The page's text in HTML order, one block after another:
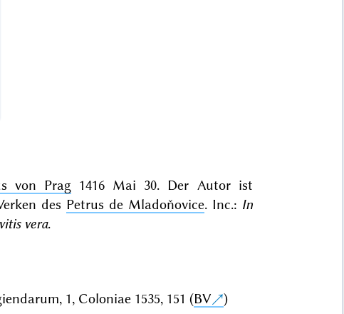
von Prag 1416 Mai 30. Der Autor ist
des Petrus de Mladoňovice. Inc.: In
vera.
1, Coloniae 1535, 151 (BV
)